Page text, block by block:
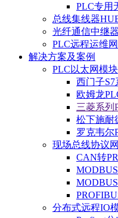
PLC专用
总线集线器
光纤通信中继器
PLC远程运维
解决方案及案例
PLC以太网模块
西门子
欧姆龙
三菱系列
松下施耐
罗克韦尔
现场总线协议
CAN转
分布式远程IO